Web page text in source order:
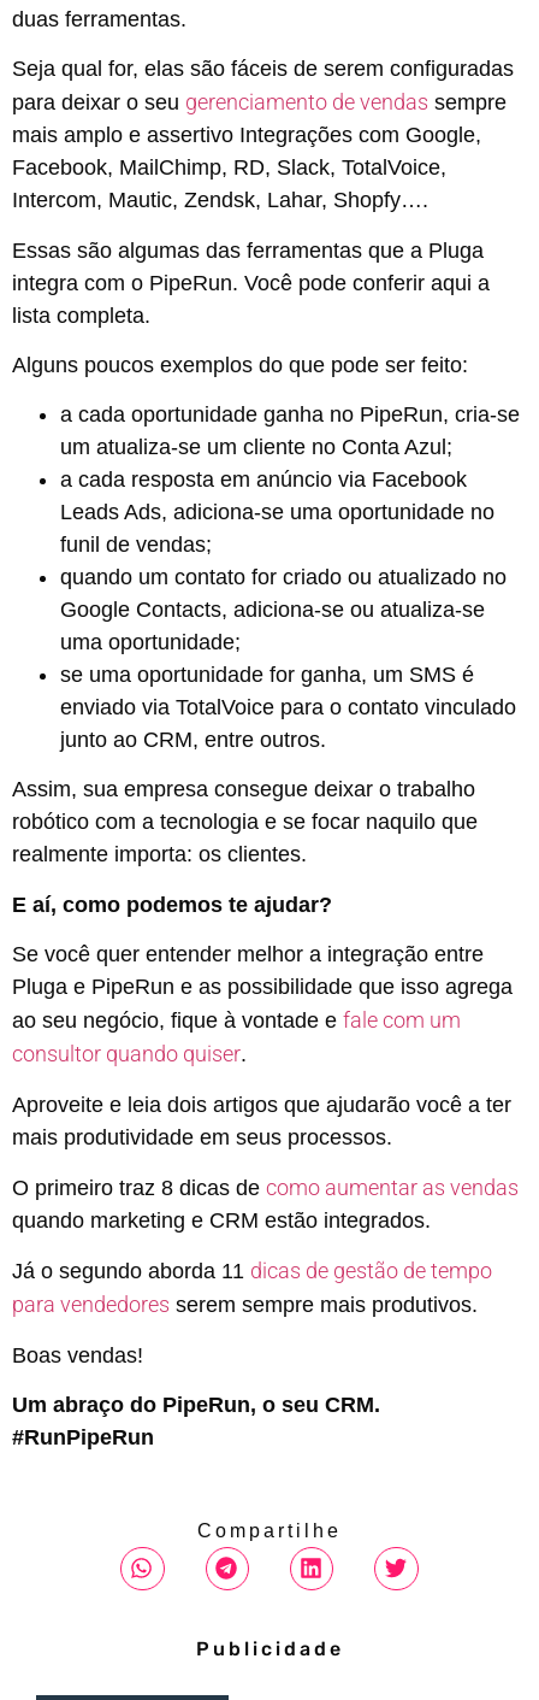
duas ferramentas.
Seja qual for, elas são fáceis de serem configuradas
para deixar o seu gerenciamento de vendas sempre
mais amplo e assertivo Integrações com Google,
Facebook, MailChimp, RD, Slack, TotalVoice,
Intercom, Mautic, Zendsk, Lahar, Shopfy….
Essas são algumas das ferramentas que a Pluga
integra com o PipeRun. Você pode conferir aqui a
lista completa.
Alguns poucos exemplos do que pode ser feito:
a cada oportunidade ganha no PipeRun, cria-se
um atualiza-se um cliente no Conta Azul;
a cada resposta em anúncio via Facebook
Leads Ads, adiciona-se uma oportunidade no
funil de vendas;
quando um contato for criado ou atualizado no
Google Contacts, adiciona-se ou atualiza-se
uma oportunidade;
se uma oportunidade for ganha, um SMS é
enviado via TotalVoice para o contato vinculado
junto ao CRM, entre outros.
Assim, sua empresa consegue deixar o trabalho
robótico com a tecnologia e se focar naquilo que
realmente importa: os clientes.
E aí, como podemos te ajudar?
Se você quer entender melhor a integração entre
Pluga e PipeRun e as possibilidade que isso agrega
ao seu negócio, fique à vontade e fale com um
consultor quando quiser.
Aproveite e leia dois artigos que ajudarão você a ter
mais produtividade em seus processos.
O primeiro traz 8 dicas de como aumentar as vendas
quando marketing e CRM estão integrados.
Já o segundo aborda 11 dicas de gestão de tempo
para vendedores serem sempre mais produtivos.
Boas vendas!
Um abraço do PipeRun, o seu CRM.
#RunPipeRun
Compartilhe
Publicidade